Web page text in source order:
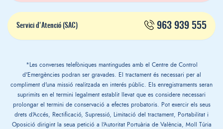
Servici d'Atenció (SAC) 963 939 555
*Les converses telefòniques mantingudes amb el Centre de Control
d'Emergències podran ser gravades. El tractament és necessari per al
compliment d'una missió realitzada en interés públic. Els enregistraments seran
suprimits en el termini legalment establit llevat que es considere necessari
prolongar el termini de conservació a efectes probatoris. Pot exercir els seus
drets d'Accés, Rectificació, Supressió, Limitació del tractament, Portabilitat i
Oposició dirigint la seua petició a l'Autoritat Portuària de València, Moll Túria